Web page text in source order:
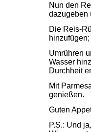
Nun den
dazugeben
Die Reis-
hinzufügen;
Umrühren
Wasser
Durchheit
Mit
genießen.
Guten
P.S.: Und